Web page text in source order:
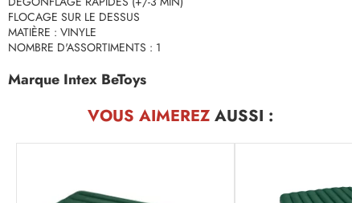
FLOCAGE SUR LE DESSUS
MATIÈRE : VINYLE
NOMBRE D'ASSORTIMENTS : 1
Marque Intex BeToys
VOUS AIMEREZAUSSI :